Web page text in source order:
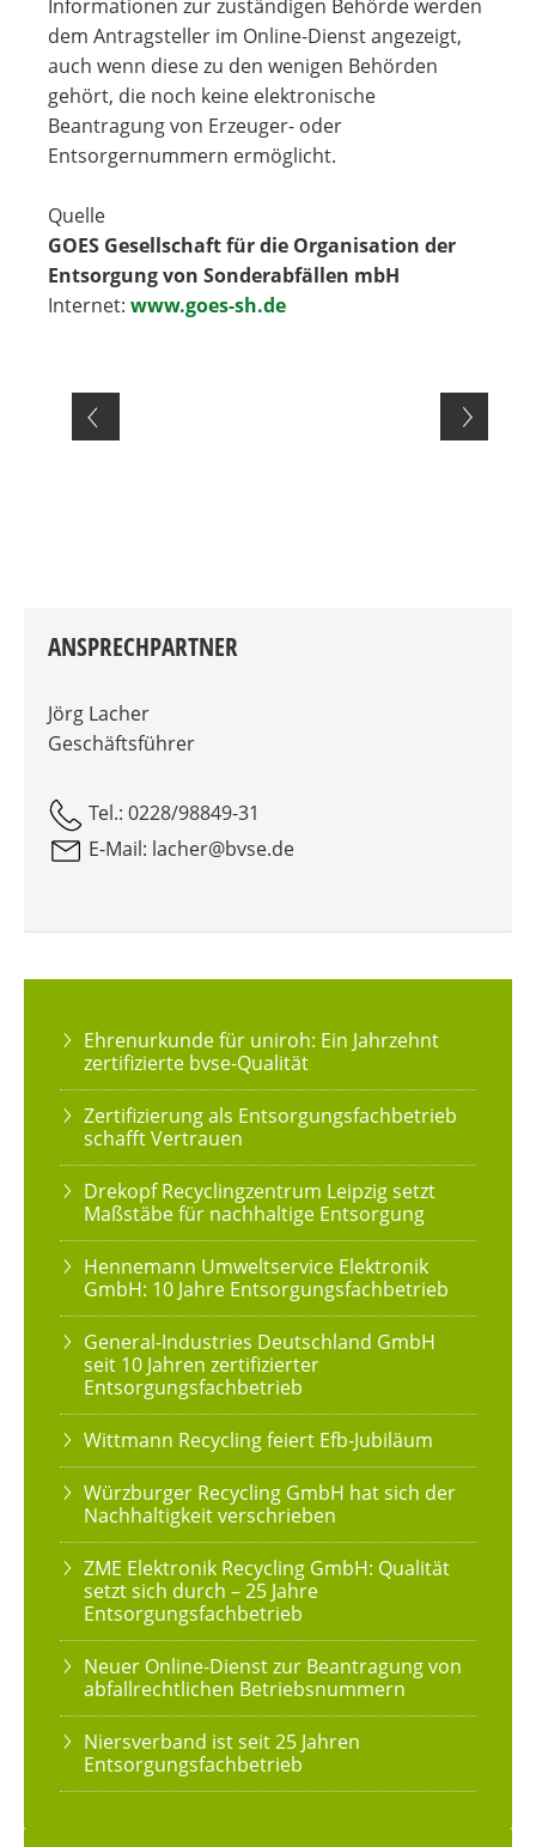
Informationen zur zuständigen Behörde werden
dem Antragsteller im Online-Dienst angezeigt,
auch wenn diese zu den wenigen Behörden
gehört, die noch keine elektronische
Beantragung von Erzeuger- oder
Entsorgernummern ermöglicht.
Quelle
GOES Gesellschaft für die Organisation der
Entsorgung von Sonderabfällen mbH
Internet: www.goes-sh.de
ANSPRECHPARTNER
Jörg Lacher
Geschäftsführer
Tel.: 0228/98849-31
E-Mail: lacher@bvse.de
Ehrenurkunde für uniroh: Ein Jahrzehnt
zertifizierte bvse-Qualität
Zertifizierung als Entsorgungsfachbetrieb
schafft Vertrauen
Drekopf Recyclingzentrum Leipzig setzt
Maßstäbe für nachhaltige Entsorgung
Hennemann Umweltservice Elektronik
GmbH: 10 Jahre Entsorgungsfachbetrieb
General-Industries Deutschland GmbH
seit 10 Jahren zertifizierter
Entsorgungsfachbetrieb
Wittmann Recycling feiert Efb-Jubiläum
Würzburger Recycling GmbH hat sich der
Nachhaltigkeit verschrieben
ZME Elektronik Recycling GmbH: Qualität
setzt sich durch – 25 Jahre
Entsorgungsfachbetrieb
Neuer Online-Dienst zur Beantragung von
abfallrechtlichen Betriebsnummern
Niersverband ist seit 25 Jahren
Entsorgungsfachbetrieb